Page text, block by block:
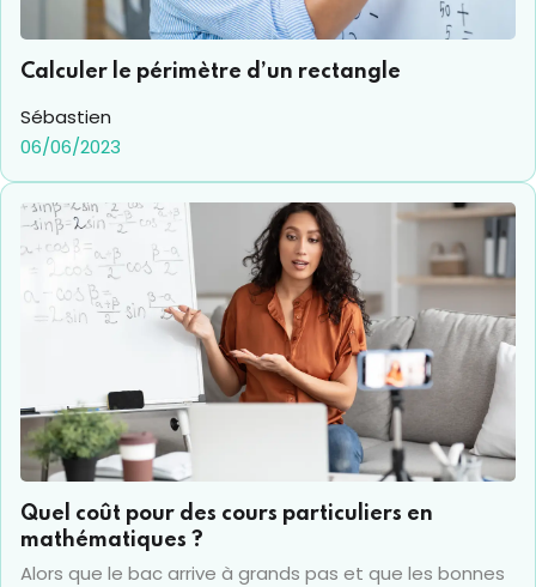
Calculer le périmètre d’un rectangle
Sébastien
06/06/2023
Quel coût pour des cours particuliers en
mathématiques ?
Alors que le bac arrive à grands pas et que les bonnes